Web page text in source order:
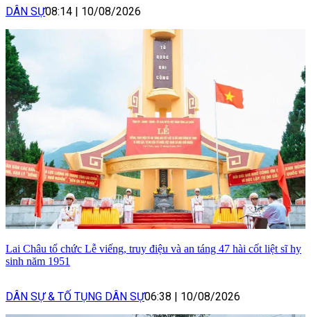
DÂN SỰ08:14 10/08/2026
Lai Châu tổ chức Lễ viếng, truy điệu và an táng 47 hài cốt liệt sĩ hy
sinh năm 1951
DÂN SỰ & TỐ TỤNG DÂN SỰ06:38 10/08/2026